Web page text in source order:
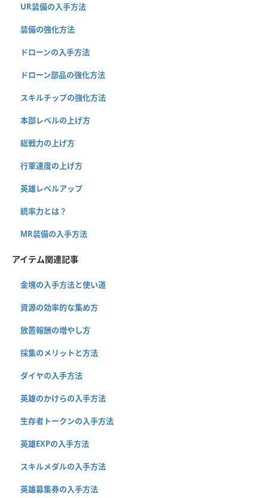
UR装備の入手方法
装備の強化方法
ドローンの入手方法
ドローン部品の強化方法
スキルチップの強化方法
本部レベルの上げ方
総戦力の上げ方
行軍速度の上げ方
英雄レベルアップ
統率力とは？
MR装備の入手方法
アイテム関連記事
金塊の入手方法と使い道
資源の効率的な集め方
放置報酬の増やし方
採集のメリットと方法
ダイヤの入手方法
英雄のかけらの入手方法
生存者トークンの入手方法
英雄EXPの入手方法
スキルメダルの入手方法
英雄募集券の入手方法